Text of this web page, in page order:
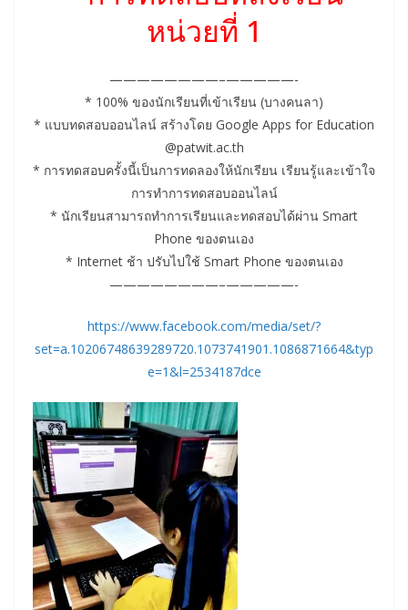
หน่วยที่ 1
————————–—————-
* 100% ของนักเรียนที่เข้าเรียน (บางคนลา)
* แบบทดสอบออนไลน์ สร้างโดย Google Apps for Education
@patwit.ac.th
* การทดสอบครั้งนี้เป็นการทดลองให้นักเรียน เรียนรู้และเข้าใจ
การทำการทดสอบออนไลน์
* นักเรียนสามารถทำการเรียนและทดสอบได้ผ่าน Smart
Phone ของตนเอง
* Internet ช้า ปรับไปใช้ Smart Phone ของตนเอง
————————–—————-
https://www.facebook.com/media/set/?
set=a.10206748639289720.1073741901.1086871664&typ
e=1&l=2534187dce